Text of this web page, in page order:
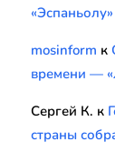
«Эспаньолу»
mosinform к
времени —
Сергей К. к
страны